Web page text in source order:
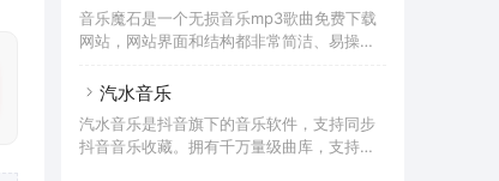
论是从其他平台迁移到这边，还是从种子音
乐迁移到其他平台的成本增高很多。对比其
地方，而且还有权限限制。不
件，两者也都仅支持对网易云的内容搜索。
使用昔枫音乐盒教程首次打开昔枫音乐盒
单推荐。需要自己在顶部搜索框搜索歌曲
后，将搜索结果点击「+」号添加，列表中才
会有你自己的歌单。如果需要下载歌曲，在
音乐魔石是一个无损音乐mp3歌曲免费下载
网站，网站界面和结构都非常简洁、易操
网站本身不做过多的推荐，只是罗列了部分
其他歌曲下载网站，这里所有的歌曲都会展
现多个搜索结果，在里面你可以选择自己适
汽水音乐
汽水音乐是抖音旗下的音乐软件，支持同步
抖音音乐收藏。拥有千万量级曲库，支持海